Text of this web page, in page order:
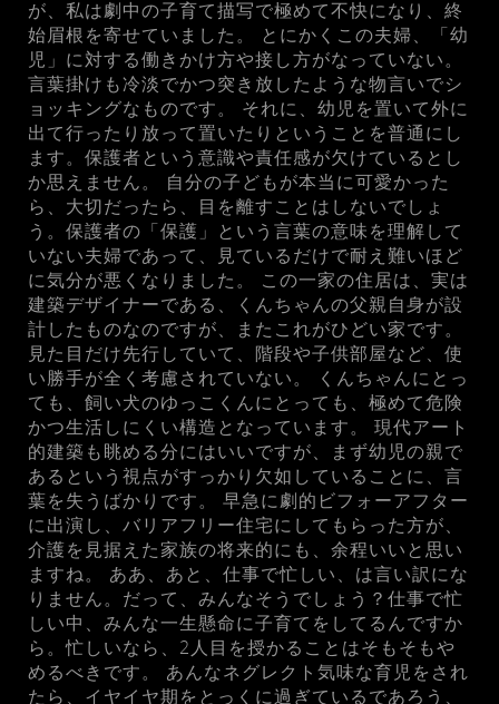
が、私は劇中の子育て描写で極めて不快になり、終
始眉根を寄せていました。 とにかくこの夫婦、「幼
児」に対する働きかけ方や接し方がなっていない。
言葉掛けも冷淡でかつ突き放したような物言いでシ
ョッキングなものです。 それに、幼児を置いて外に
出て行ったり放って置いたりということを普通にし
ます。保護者という意識や責任感が欠けているとし
か思えません。 自分の子どもが本当に可愛かった
ら、大切だったら、目を離すことはしないでしょ
う。保護者の「保護」という言葉の意味を理解して
いない夫婦であって、見ているだけで耐え難いほど
に気分が悪くなりました。 この一家の住居は、実は
建築デザイナーである、くんちゃんの父親自身が設
計したものなのですが、またこれがひどい家です。
見た目だけ先行していて、階段や子供部屋など、使
い勝手が全く考慮されていない。 くんちゃんにとっ
ても、飼い犬のゆっこくんにとっても、極めて危険
かつ生活しにくい構造となっています。 現代アート
的建築も眺める分にはいいですが、まず幼児の親で
あるという視点がすっかり欠如していることに、言
葉を失うばかりです。 早急に劇的ビフォーアフター
に出演し、バリアフリー住宅にしてもらった方が、
介護を見据えた家族の将来的にも、余程いいと思い
ますね。 ああ、あと、仕事で忙しい、は言い訳にな
りません。だって、みんなそうでしょう？仕事で忙
しい中、みんな一生懸命に子育てをしてるんですか
ら。忙しいなら、2人目を授かることはそもそもや
めるべきです。 あんなネグレクト気味な育児をされ
たら、イヤイヤ期をとっくに過ぎているであろう、